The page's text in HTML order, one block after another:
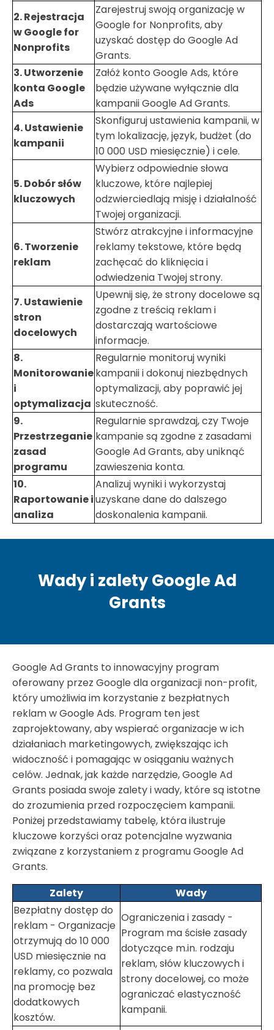
2. Rejestracja
w Google for
Nonprofits
Zarejestruj swoją organizację w
Google for Nonprofits, aby
uzyskać dostęp do Google Ad
Grants.
3. Utworzenie
konta Google
Ads
Załóż konto Google Ads, które
będzie używane wyłącznie dla
kampanii Google Ad Grants.
4. Ustawienie
kampanii
Skonfiguruj ustawienia kampanii, w
tym lokalizację, język, budżet (do
10 000 USD miesięcznie) i cele.
5. Dobór słów
kluczowych
Wybierz odpowiednie słowa
kluczowe, które najlepiej
odzwierciedlają misję i działalność
Twojej organizacji.
6. Tworzenie
reklam
Stwórz atrakcyjne i informacyjne
reklamy tekstowe, które będą
zachęcać do kliknięcia i
odwiedzenia Twojej strony.
7. Ustawienie
stron
docelowych
Upewnij się, że strony docelowe są
zgodne z treścią reklam i
dostarczają wartościowe
informacje.
8.
Monitorowanie
i
optymalizacja
Regularnie monitoruj wyniki
kampanii i dokonuj niezbędnych
optymalizacji, aby poprawić jej
skuteczność.
9.
Przestrzeganie
zasad
programu
Regularnie sprawdzaj, czy Twoje
kampanie są zgodne z zasadami
Google Ad Grants, aby uniknąć
zawieszenia konta.
10.
Raportowanie i
analiza
Analizuj wyniki i wykorzystaj
uzyskane dane do dalszego
doskonalenia kampanii.
Wady i zalety Google Ad
Grants
Google Ad Grants to innowacyjny program
oferowany przez Google dla organizacji non-profit,
który umożliwia im korzystanie z bezpłatnych
reklam w Google Ads. Program ten jest
zaprojektowany, aby wspierać organizacje w ich
działaniach marketingowych, zwiększając ich
widoczność i pomagając w osiąganiu ważnych
celów. Jednak, jak każde narzędzie, Google Ad
Grants posiada swoje zalety i wady, które są istotne
do zrozumienia przed rozpoczęciem kampanii.
Poniżej przedstawiamy tabelę, która ilustruje
kluczowe korzyści oraz potencjalne wyzwania
związane z korzystaniem z programu Google Ad
Grants.
Zalety
Wady
Bezpłatny dostęp do
reklam - Organizacje
otrzymują do 10 000
USD miesięcznie na
reklamy, co pozwala
na promocję bez
dodatkowych
kosztów.
Ograniczenia i zasady -
Program ma ścisłe zasady
dotyczące m.in. rodzaju
reklam, słów kluczowych i
strony docelowej, co może
ograniczać elastyczność
kampanii.